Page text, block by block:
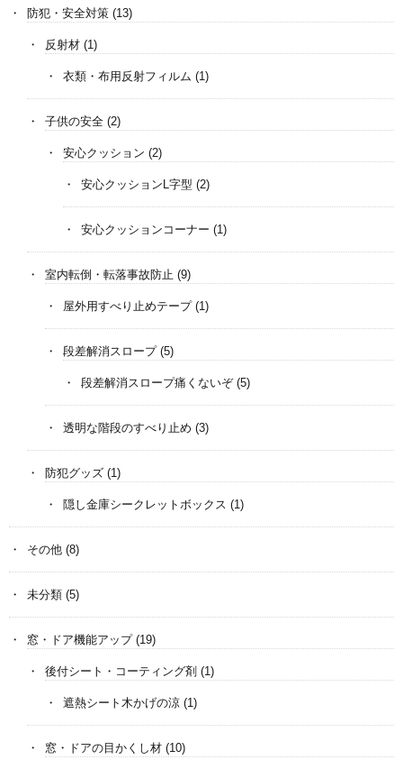
防犯・安全対策 (13)
反射材 (1)
衣類・布用反射フィルム (1)
子供の安全 (2)
安心クッション (2)
安心クッションL字型 (2)
安心クッションコーナー (1)
室内転倒・転落事故防止 (9)
屋外用すべり止めテープ(1)
段差解消スロープ(5)
段差解消スロープ痛くないぞ(5)
透明な階段のすべり止め (3)
防犯グッズ (1)
隠し金庫シークレットボックス (1)
その他 (8)
未分類 (5)
窓・ドア機能アップ(19)
後付シート・コーティング剤 (1)
遮熱シート木かげの涼 (1)
窓・ドアの目かくし材 (10)